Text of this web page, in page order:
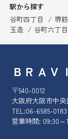
駅から探す
谷町四丁目
堺
玉造
谷町六丁目
ＢＲＡＶ
〒540-0012
大阪府大阪市中
TEL:06-6585-0183
営業時間: 09:30